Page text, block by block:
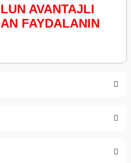
AVANTAJLI
FAYDALANIN